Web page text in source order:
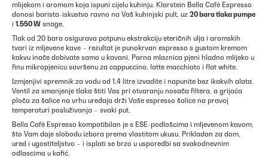
mlijekom i aromom koja ispuni cijelu kuhinju. Klarstein Bella Café Espresso
donosi barista-iskustvo ravno na Vaš kuhinjski pult, uz 20 bara tlaka pumpe
i 1.550 W snage.
Tlak od 20 bara osigurava potpunu ekstrakciju eteričnih ulja i aromskih
tvari iz mljevene kave – rezultat je punokrvan espresso s gustom kremom
kakvu inače dobivate samo u kavani. Parna mlaznica pjeni hladno mlijeko u
finu mikropjenicu savršenu za cappuccino, latte macchiato i flat white.
Izmjenjivi spremnik za vodu od 1,4 litre izvadite i napunite bez ikakvih alata.
Ventil za smanjenje tlaka štiti Vas pri otvaranju nosača filtera, a grijaća
ploča za šalice na vrhu uređaja drži Vaše espresso šalice na pravoj
temperaturi posluživanja – svaki put.
Bella Café Espresso kompatibilan je s ESE-podlošcima i mljevenom kavom,
što Vam daje slobodu izbora prema vlastitom ukusu. Prikladan za dom,
ured i ugostiteljstvo – i isplati se brzo u usporedbi sa svakodnevnim
odlascima u kafić.